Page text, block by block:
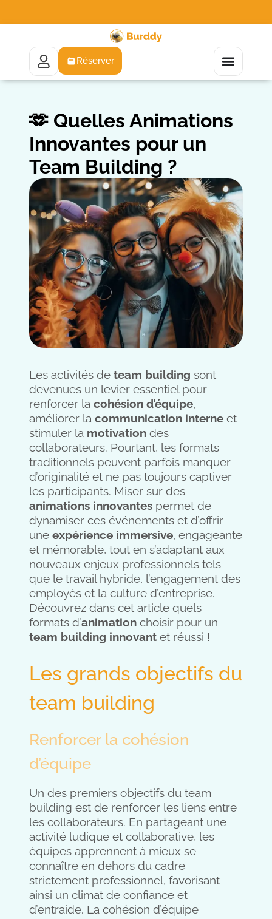
Réserver
🫶 Quelles Animations
Innovantes pour un
Team Building ?
Les activités de team building sont
devenues un levier essentiel pour
renforcer la cohésion d’équipe,
améliorer la communication interne et
stimuler la motivation des
collaborateurs. Pourtant, les formats
traditionnels peuvent parfois manquer
d’originalité et ne pas toujours captiver
les participants. Miser sur des
animations innovantes permet de
dynamiser ces événements et d’offrir
une expérience immersive, engageante
et mémorable, tout en s’adaptant aux
nouveaux enjeux professionnels tels
que le travail hybride, l’engagement des
employés et la culture d’entreprise.
Découvrez dans cet article quels
formats d’animation choisir pour un
team building innovant et réussi !
Les grands objectifs du
team building
Renforcer la cohésion
d’équipe
Un des premiers objectifs du team
building est de renforcer les liens entre
les collaborateurs. En partageant une
activité ludique et collaborative, les
équipes apprennent à mieux se
connaître en dehors du cadre
strictement professionnel, favorisant
ainsi un climat de confiance et
d’entraide. La cohésion d’équipe